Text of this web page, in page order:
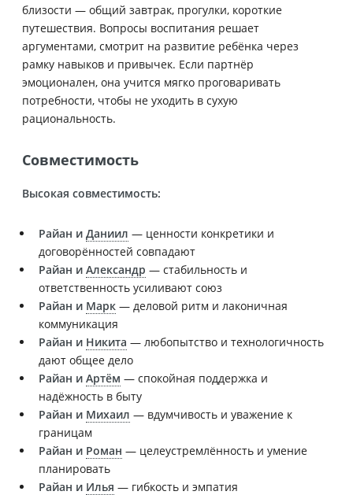
близости — общий завтрак, прогулки, короткие
путешествия. Вопросы воспитания решает
аргументами, смотрит на развитие ребёнка через
рамку навыков и привычек. Если партнёр
эмоционален, она учится мягко проговаривать
потребности, чтобы не уходить в сухую
рациональность.
Совместимость
Высокая совместимость:
Райан и Даниил — ценности конкретики и
договорённостей совпадают
Райан и Александр — стабильность и
ответственность усиливают союз
Райан и Марк — деловой ритм и лаконичная
коммуникация
Райан и Никита — любопытство и технологичность
дают общее дело
Райан и Артём — спокойная поддержка и
надёжность в быту
Райан и Михаил — вдумчивость и уважение к
границам
Райан и Роман — целеустремлённость и умение
планировать
Райан и Илья — гибкость и эмпатия